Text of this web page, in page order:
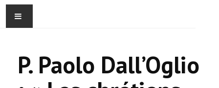
ACTUALITEIT
P. Paolo Dall’Oglio